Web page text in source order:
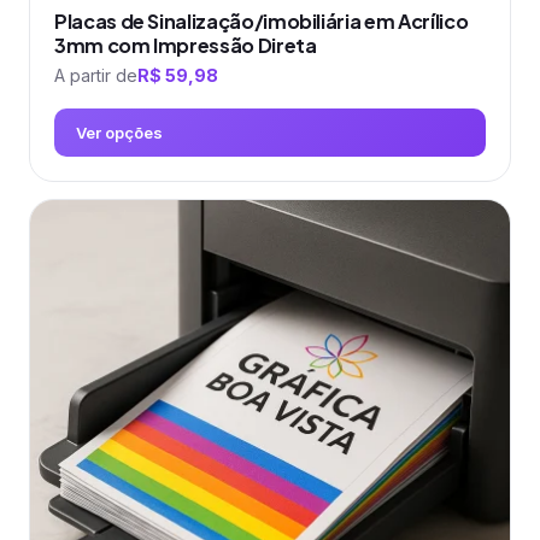
Placas de Sinalização/imobiliária em Acrílico
3mm com Impressão Direta
A partir deR$ 59,98
Ver opções
Este
produto
opções
podem
escolhidas
na
página